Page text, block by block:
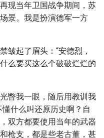
现当年卫国战争期间，苏
景。我是扮演德军一方
皱起了眉头：“安德烈，
么要买这么个破破烂烂的
瞥我一眼，随后用教训我
什么叫还原历史啊？自
双方都要使用当年的武器
枪支，都是些老古董，甚